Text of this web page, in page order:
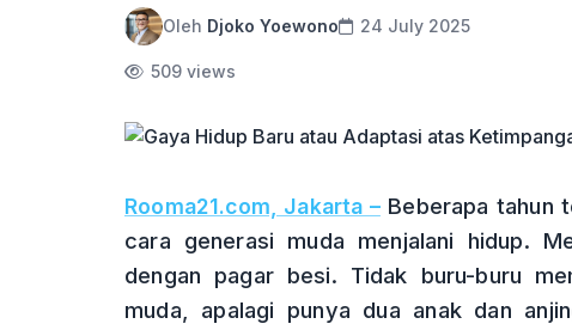
Oleh Djoko Yoewono 24 July 2025
509 views
Rooma21.com, Jakarta –Beberapa tahun
cara generasi muda menjalani hidup.
dengan pagar besi. Tidak buru-buru
muda, apalagi punya dua anak dan